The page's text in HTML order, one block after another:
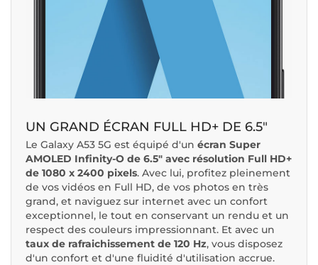
UN GRAND ÉCRAN FULL HD+ DE 6.5"
Le Galaxy A53 5G est équipé d'un écran Super
AMOLED Infinity-O de 6.5" avec résolution Full HD+
de 1080 x 2400 pixels. Avec lui, profitez pleinement
de vos vidéos en Full HD, de vos photos en très
grand, et naviguez sur internet avec un confort
exceptionnel, le tout en conservant un rendu et un
respect des couleurs impressionnant. Et avec un
taux de rafraichissement de 120 Hz, vous disposez
d'un confort et d'une fluidité d'utilisation accrue.